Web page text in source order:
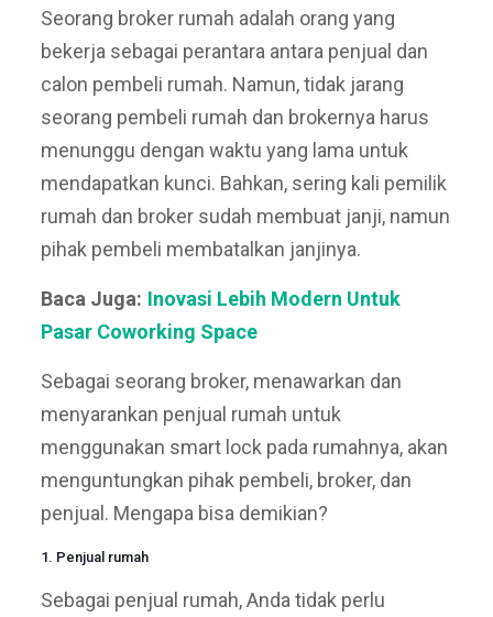
Seorang broker rumah adalah orang yang
bekerja sebagai perantara antara penjual dan
calon pembeli rumah. Namun, tidak jarang
seorang pembeli rumah dan brokernya harus
menunggu dengan waktu yang lama untuk
mendapatkan kunci. Bahkan, sering kali pemilik
rumah dan broker sudah membuat janji, namun
pihak pembeli membatalkan janjinya.
Baca Juga: Inovasi Lebih Modern Untuk
Pasar Coworking Space
Sebagai seorang broker, menawarkan dan
menyarankan penjual rumah untuk
menggunakan smart lock pada rumahnya, akan
menguntungkan pihak pembeli, broker, dan
penjual. Mengapa bisa demikian?
1. Penjual rumah
Sebagai penjual rumah, Anda tidak perlu